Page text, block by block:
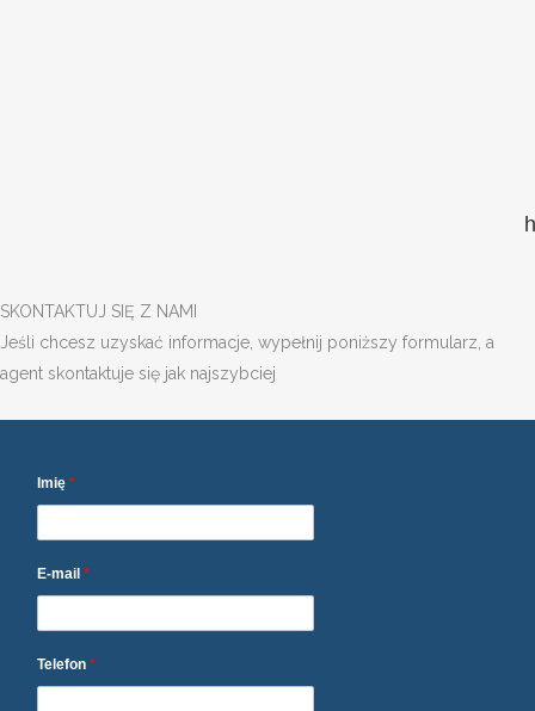
SKONTAKTUJ SIĘ Z NAMI
Jeśli chcesz uzyskać informacje, wypełnij poniższy formularz, a
agent skontaktuje się jak najszybciej
Imię *
E-mail *
Telefon *